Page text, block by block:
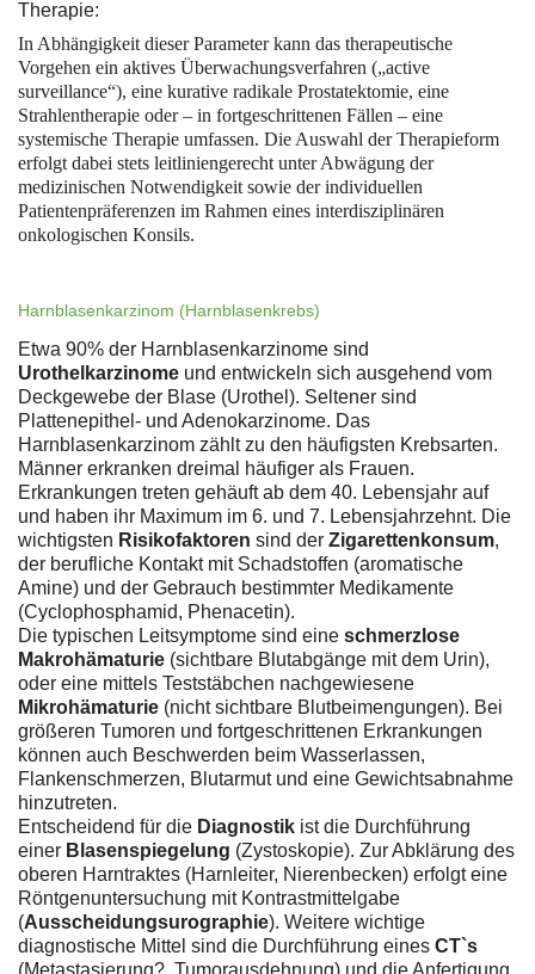
Therapie:
In Abhängigkeit dieser Parameter kann das therapeutische
Vorgehen ein aktives Überwachungsverfahren („active
surveillance“), eine kurative radikale Prostatektomie, eine
Strahlentherapie oder – in fortgeschrittenen Fällen – eine
systemische Therapie umfassen. Die Auswahl der Therapieform
erfolgt dabei stets leitliniengerecht unter Abwägung der
medizinischen Notwendigkeit sowie der individuellen
Patientenpräferenzen im Rahmen eines interdisziplinären
onkologischen Konsils.
Harnblasenkarzinom (Harnblasenkrebs)
Etwa 90% der Harnblasenkarzinome sind
Urothelkarzinome und entwickeln sich ausgehend vom
Deckgewebe der Blase (Urothel). Seltener sind
Plattenepithel- und Adenokarzinome. Das
Harnblasenkarzinom zählt zu den häufigsten Krebsarten.
Männer erkranken dreimal häufiger als Frauen.
Erkrankungen treten gehäuft ab dem 40. Lebensjahr auf
und haben ihr Maximum im 6. und 7. Lebensjahrzehnt. Die
wichtigsten Risikofaktoren sind der Zigarettenkonsum,
der berufliche Kontakt mit Schadstoffen (aromatische
Amine) und der Gebrauch bestimmter Medikamente
(Cyclophosphamid, Phenacetin).
Die typischen Leitsymptome sind eine schmerzlose
Makrohämaturie (sichtbare Blutabgänge mit dem Urin),
oder eine mittels Teststäbchen nachgewiesene
Mikrohämaturie (nicht sichtbare Blutbeimengungen). Bei
größeren Tumoren und fortgeschrittenen Erkrankungen
können auch Beschwerden beim Wasserlassen,
Flankenschmerzen, Blutarmut und eine Gewichtsabnahme
hinzutreten.
Entscheidend für die Diagnostik ist die Durchführung
einer Blasenspiegelung (Zystoskopie). Zur Abklärung des
oberen Harntraktes (Harnleiter, Nierenbecken) erfolgt eine
Röntgenuntersuchung mit Kontrastmittelgabe
(Ausscheidungsurographie). Weitere wichtige
diagnostische Mittel sind die Durchführung eines CT`s
(Metastasierung?, Tumorausdehnung) und die Anfertigung